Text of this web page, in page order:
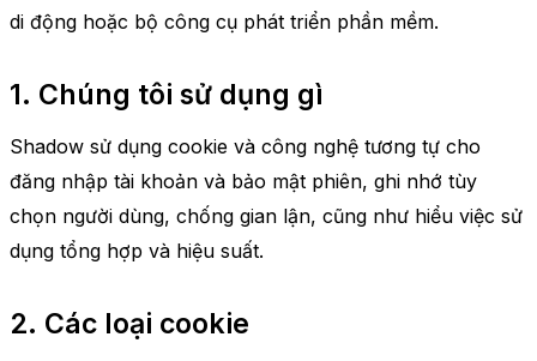
di động hoặc bộ công cụ phát triển phần mềm.
1. Chúng tôi sử dụng gì
Shadow sử dụng cookie và công nghệ tương tự cho
đăng nhập tài khoản và bảo mật phiên, ghi nhớ tùy
chọn người dùng, chống gian lận, cũng như hiểu việc sử
dụng tổng hợp và hiệu suất.
2. Các loại cookie